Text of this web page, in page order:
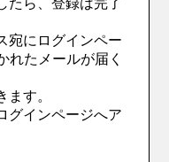
たら、登録は完了
宛にログインペー
れたメールが届く
す。
グインページへア